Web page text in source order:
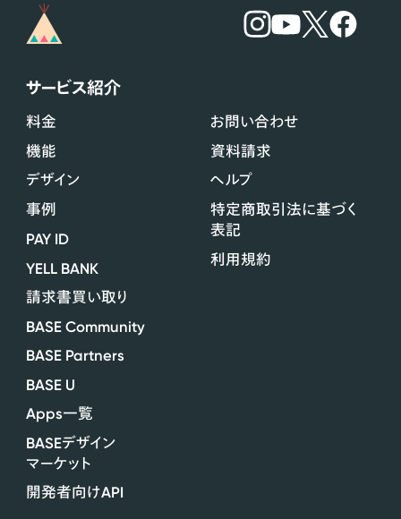
サービス紹介
料金
機能
デザイン
事例
PAY ID
YELL BANK
請求書買い取り
BASE Community
BASE Partners
BASE U
Apps一覧
BASEデザイン
マーケット
開発者向けAPI
お問い合わせ
資料請求
ヘルプ
特定商取引法に基づく
表記
利用規約